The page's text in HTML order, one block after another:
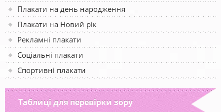
Плакати на день народження
Плакати на Новий рік
Рекламні плакати
Соціальні плакати
Спортивні плакати
Таблиці для перевірки зору